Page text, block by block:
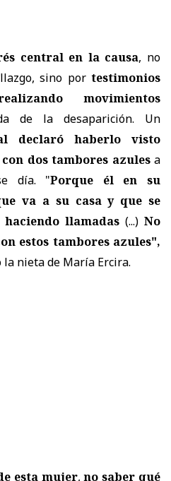
central en la causa, no
sino por testimonios
movimientos
de la desaparición. Un
declaró haberlo visto
con dos tambores azules a
día. "Porque él en su
va a su casa y que se
llamadas (...) No
estos tambores azules",
nieta de María Ercira.
esta mujer,no saber qué